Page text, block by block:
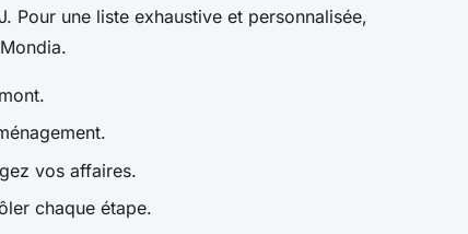
Pour une liste exhaustive et personnalisée,
vos affaires.
chaque étape.